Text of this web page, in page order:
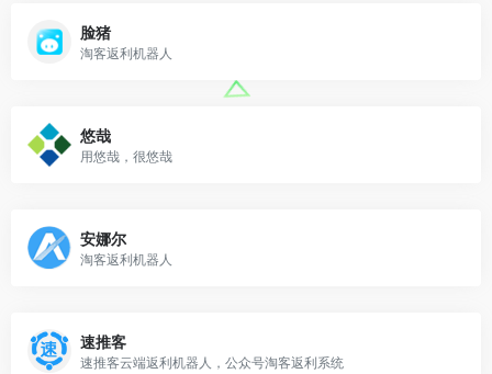
脸猪
淘客返利机器人
悠哉
用悠哉，很悠哉
安娜尔
淘客返利机器人
速推客
速推客云端返利机器人，公众号淘客返利系统